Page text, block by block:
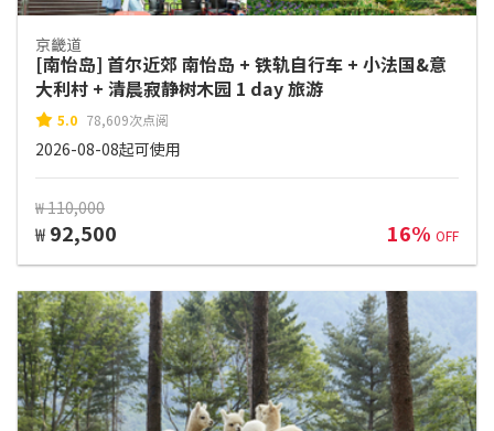
京畿道
[南怡岛] 首尔近郊 南怡岛 + 铁轨自行车 + 小法国&意
大利村 + 清晨寂静树木园 1 day 旅游
5.0 78,609次点阅
2026-08-08起可使用
₩ 110,000
₩ 92,500 16% OFF